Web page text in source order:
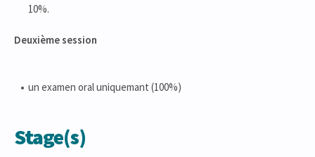
10%.
Deuxième session
un examen oral uniquemant (100%)
Stage(s)